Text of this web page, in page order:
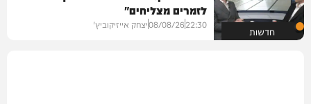
חדשות
לזמרים מצליחים"
22:30
08/08/26יצחק אייזיקוביץ'